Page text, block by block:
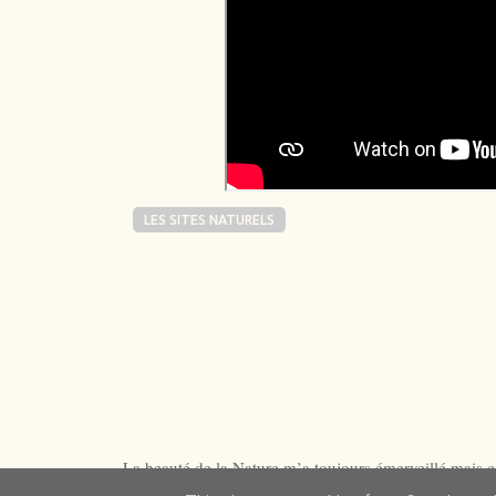
LES SITES NATURELS
La beauté de la Nature m’a toujours émerveillé mais